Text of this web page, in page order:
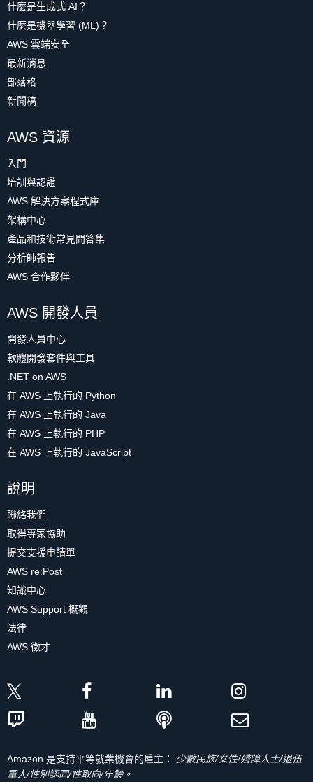
什麼是生成式 AI？
什麼是機器學習 (ML)？
AWS 雲端安全
最新消息
部落格
新聞稿
AWS 資源
入門
培訓與認證
AWS 解決方案程式庫
架構中心
產品和技術常見問答集
分析師報告
AWS 合作夥伴
AWS 開發人員
開發人員中心
軟體開發套件與工具
.NET on AWS
在 AWS 上執行的 Python
在 AWS 上執行的 Java
在 AWS 上執行的 PHP
在 AWS 上執行的 JavaScript
說明
聯絡我們
取得專家協助
提交支援申請單
AWS re:Post
知識中心
AWS Support 概觀
法律
AWS 徵才
Amazon 是支持平等就業機會的雇主：
少數民族/女性/殘障人士/退伍
軍人/性別認同/性取向/年齡。